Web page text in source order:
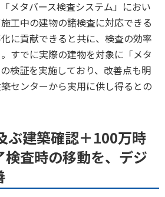
メタバース検査システム」におい
工中の建物の諸検査に対応できる
に貢献できると共に、検査の効率
すでに実際の建物を対象に「メタ
検証を実施しており、改善点も明
センターから実用に供し得るとの
ぶ建築確認＋100万時
検査時の移動を、デジ